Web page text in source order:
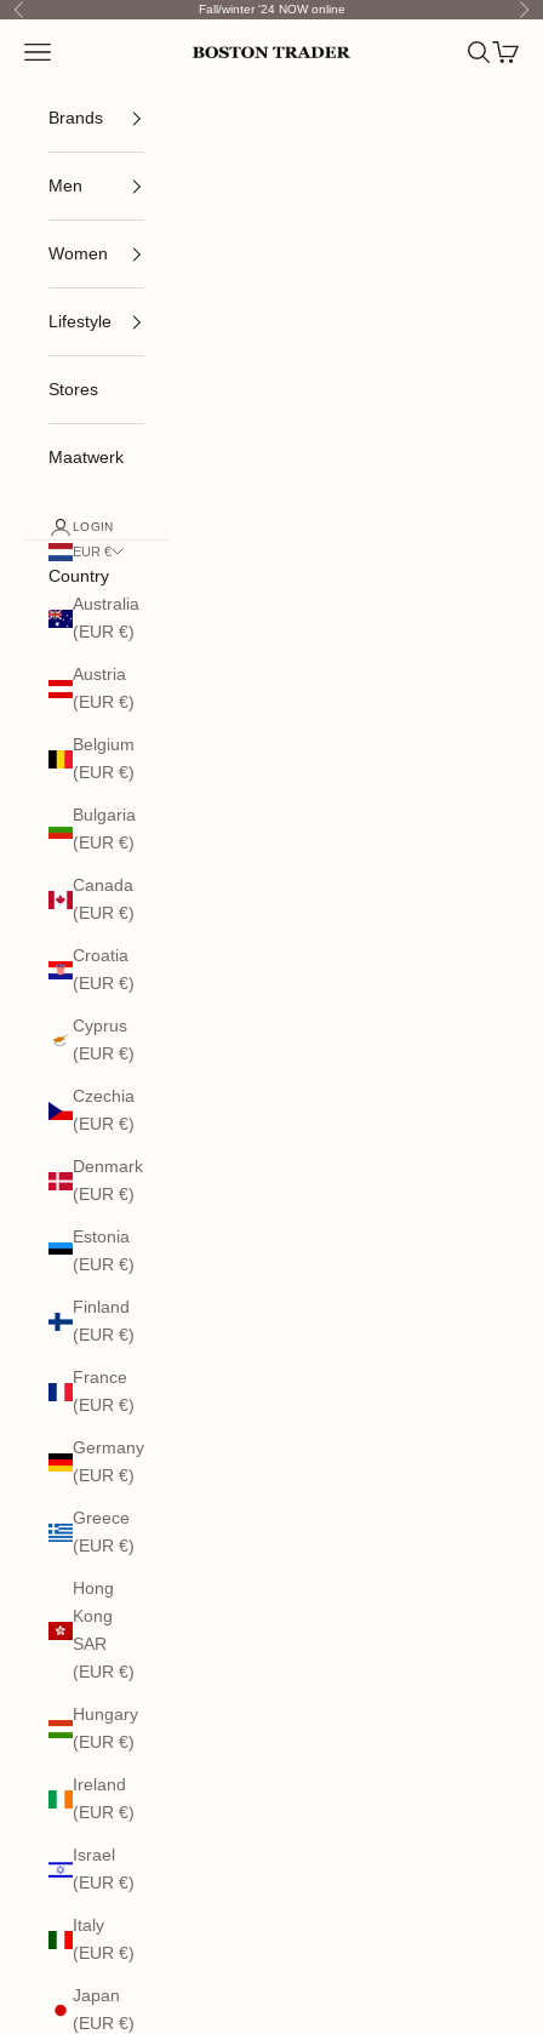
Skip to content
Previous Fall/winter '24 NOW online
Boston Trader
Open navigation menu OpenOpen
Brands
Men
Women
Lifestyle
Stores
Maatwerk
LOGIN
EUR €
Country
Australia
(EUR €)
Austria
(EUR €)
Belgium
(EUR €)
Bulgaria
(EUR €)
Canada
(EUR €)
Croatia
(EUR €)
Cyprus
(EUR €)
Czechia
(EUR €)
Denmark
(EUR €)
Estonia
(EUR €)
Finland
(EUR €)
France
(EUR €)
Germany
(EUR €)
Greece
(EUR €)
Hong
Kong
SAR
(EUR €)
Hungary
(EUR €)
Ireland
(EUR €)
Israel
(EUR €)
Italy
(EUR €)
Japan
(EUR €)